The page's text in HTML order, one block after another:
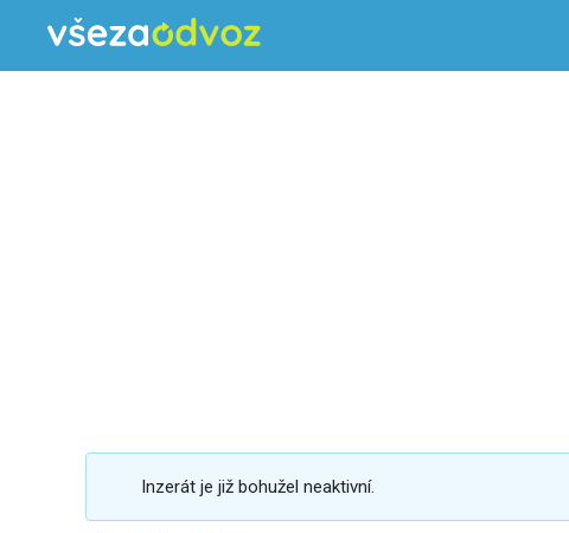
Inzerát je již bohužel neaktivní.